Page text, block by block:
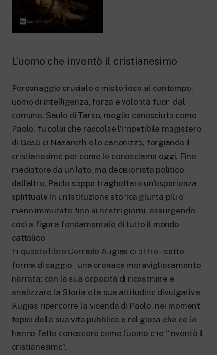
New 24 ore su 24: attualità, ultime notizie
e aggiornamenti.
Le redazioni regionali di RaiNews.
Rai TgR
Approfondimenti culturali su Arte,
Letteratura, Storia e molto altro.
Rai Cultura
Per le scuole secondarie di I e II grado,
l’Università, i Docenti e l’istruzione degli
adulti.
Rai Scuola
L’uomo che inventò il cristianesimo
Personaggio cruciale e misterioso al contempo,
uomo di intelligenza, forza e volontà fuori dal
comune, Saulo di Tarso, meglio conosciuto come
Paolo, fu colui che raccolse l’irripetibile magistero
di Gesù di Nazareth e lo canonizzò, forgiando il
cristianesimo per come lo conosciamo oggi. Fine
mediatore da un lato, ma decisionista politico
dall’altro, Paolo seppe traghettare un’esperienza
spirituale in un’istituzione storica giunta più o
meno immutata fino ai nostri giorni, assurgendo
così a figura fondamentale di tutto il mondo
cattolico.
In questo libro Corrado Augias ci offre – sotto
forma di saggio – una cronaca meravigliosamente
narrata: con la sua capacità di ricostruire e
analizzare la Storia e la sua attitudine divulgativa,
Augias ripercorre la vicenda di Paolo, nei momenti
topici della sua vita pubblica e religiosa che ce lo
hanno fatto conoscere come l’uomo che “inventò il
cristianesimo”.